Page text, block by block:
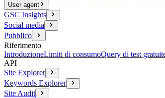
User agent
GSC Insights
Social media
Pubblico
Riferimento
IntroduzioneLimiti di consumoQuery di test
API
Site Explorer
Keywords Explorer
Site Audit